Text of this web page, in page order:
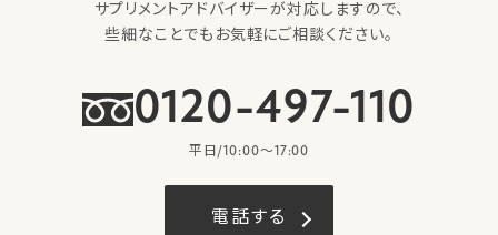
サプリメントアドバイザーが対応しますので、
些細なことでもお気軽にご相談ください。
0120-497-110
平日/10:00〜17:00
電話する